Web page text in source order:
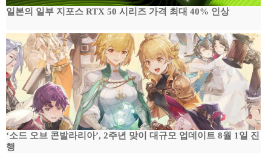
일본의 일부 지포스 RTX 50 시리즈 가격 최대 40% 인상
‘소드 오브 콘발라리아’, 2주년 맞이 대규모 업데이트 8월 1일 진
행